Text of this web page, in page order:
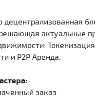
децентрализованная
актуальные
Токенизация
и P2P Аренда.
заказ